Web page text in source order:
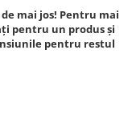
mai jos! Pentru mai
pentru un produs și
pentru restul